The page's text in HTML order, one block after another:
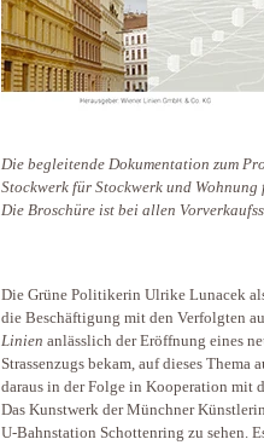
Die begleitende Dokumentation zum
Stockwerk für Stockwerk und
Die Broschüre ist bei allen
Die Grüne Politikerin Ulrike Lunacek
die Beschäftigung mit den Verfolgten
Linien anlässlich der Eröffnung eines
Strassenzugs bekam, auf dieses Thema
daraus in der Folge in Kooperation mit
Das Kunstwerk der Münchner
U-Bahnstation Schottenring zu sehen.